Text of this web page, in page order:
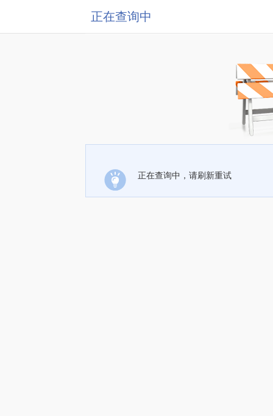
正在查询中
正在查询中，请刷新重试